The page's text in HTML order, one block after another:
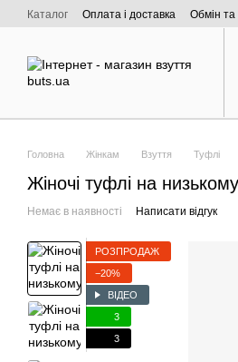
Перейти к основному контенту
Каталог Оплата і доставка Обмін
Про нас
Головна Жінкам Взуття Туфлі
Жіночі туфлі на
Немає в наявності Написати відгук
РОЗПРОДАЖ
−20%
ВІДЕО
3
3